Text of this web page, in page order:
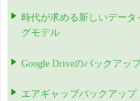
時代が求める新しいデー
グモデル
Google Driveのバックアッ
エアギャップバックアッ